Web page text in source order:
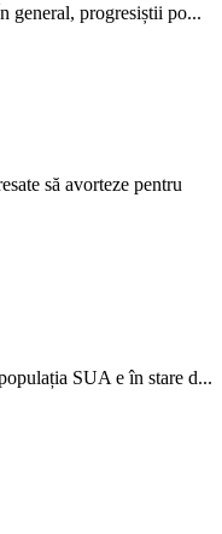
general, progresiștii po...
să avorteze pentru
SUA e în stare d...